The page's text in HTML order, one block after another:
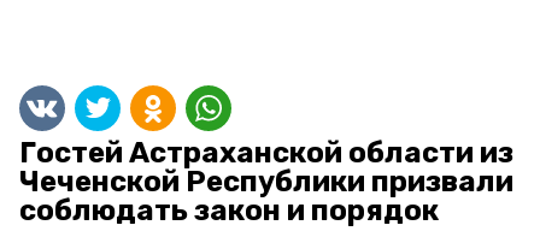
Гостей Астраханской области из
Чеченской Республики призвали
соблюдать закон и порядок